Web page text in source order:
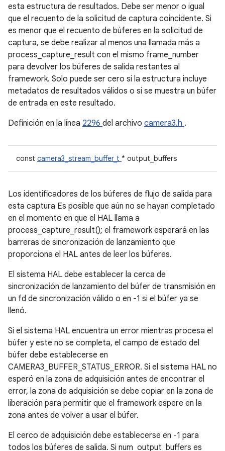
esta estructura de resultados. Debe ser menor o igual
que el recuento de la solicitud de captura coincidente. Si
es menor que el recuento de búferes en la solicitud de
captura, se debe realizar al menos una llamada más a
process_capture_result con el mismo frame_number
para devolver los búferes de salida restantes al
framework. Solo puede ser cero si la estructura incluye
metadatos de resultados válidos o si se muestra un búfer
de entrada en este resultado.
Definición en la línea 2296 del archivo camera3.h .
const camera3_stream_buffer_t * output_buffers
Los identificadores de los búferes de flujo de salida para
esta captura Es posible que aún no se hayan completado
en el momento en que el HAL llama a
process_capture_result(); el framework esperará en las
barreras de sincronización de lanzamiento que
proporciona el HAL antes de leer los búferes.
El sistema HAL debe establecer la cerca de
sincronización de lanzamiento del búfer de transmisión en
un fd de sincronización válido o en -1 si el búfer ya se
llenó.
Si el sistema HAL encuentra un error mientras procesa el
búfer y este no se completa, el campo de estado del
búfer debe establecerse en
CAMERA3_BUFFER_STATUS_ERROR. Si el sistema HAL no
esperó en la zona de adquisición antes de encontrar el
error, la zona de adquisición se debe copiar en la zona de
liberación para permitir que el framework espere en la
zona antes de volver a usar el búfer.
El cerco de adquisición debe establecerse en -1 para
todos los búferes de salida. Si num_output_buffers es